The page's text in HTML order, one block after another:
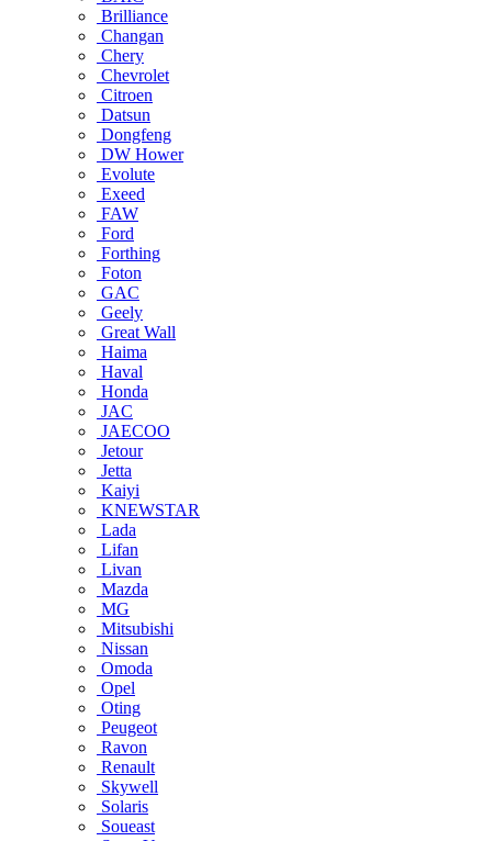
Brilliance
Changan
Chery
Chevrolet
Citroen
Datsun
Dongfeng
DW Hower
Evolute
Exeed
FAW
Ford
Forthing
Foton
GAC
Geely
Great Wall
Haima
Haval
Honda
JAC
JAECOO
Jetour
Jetta
Kaiyi
KNEWSTAR
Lada
Lifan
Livan
Mazda
MG
Mitsubishi
Nissan
Omoda
Opel
Oting
Peugeot
Ravon
Renault
Skywell
Solaris
Soueast